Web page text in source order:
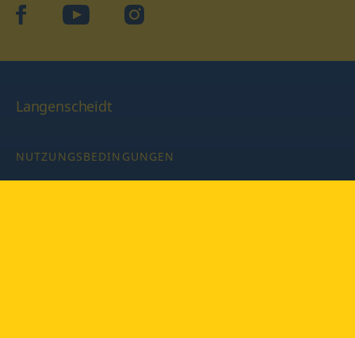
facebookYouTube Instagram
Langenscheidt
NUTZUNGSBEDINGUNGEN
DATENSCHUTZBESTIMMUNGEN